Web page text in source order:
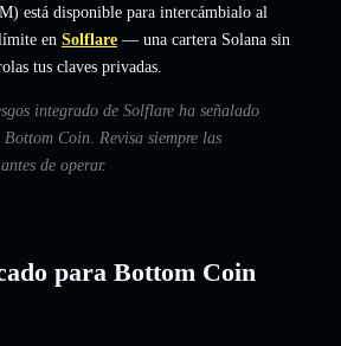
está disponible para intercámbialo al
en Solflare — una cartera Solana sin
tus claves privadas.
integrado de Solflare ha señalado
Coin. Revisa siempre las
de operar.
para Bottom Coin